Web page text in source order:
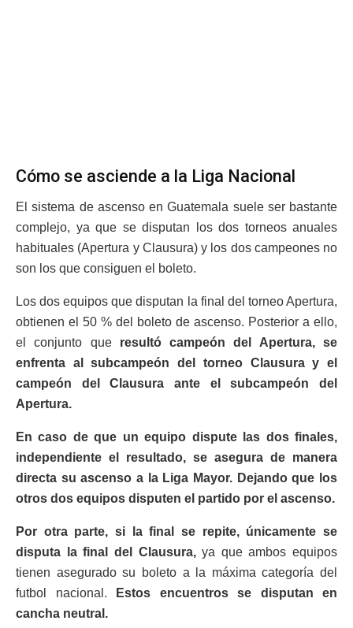
Cómo se asciende a la Liga Nacional
El sistema de ascenso en Guatemala suele ser bastante
complejo, ya que se disputan los dos torneos anuales
habituales (Apertura y Clausura) y los dos campeones no
son los que consiguen el boleto.
Los dos equipos que disputan la final del torneo Apertura,
obtienen el 50 % del boleto de ascenso. Posterior a ello,
el conjunto que resultó campeón del Apertura, se
enfrenta al subcampeón del torneo Clausura y el
campeón del Clausura ante el subcampeón del
Apertura.
En caso de que un equipo dispute las dos finales,
independiente el resultado, se asegura de manera
directa su ascenso a la Liga Mayor. Dejando que los
otros dos equipos disputen el partido por el ascenso.
Por otra parte, si la final se repite, únicamente se
disputa lafinal del Clausura,ya que ambos equipos
tienen asegurado su boleto a la máxima categoría del
futbol nacional.
Estos encuentros se disputan en
cancha neutral.